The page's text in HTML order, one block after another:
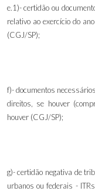
e.1)- certidão ou
relativo ao exercício do
(CGJ/SP);
f)- documentos
direitos, se houver
houver (CGJ/SP);
g)- certidão negativa de
urbanos ou federais -